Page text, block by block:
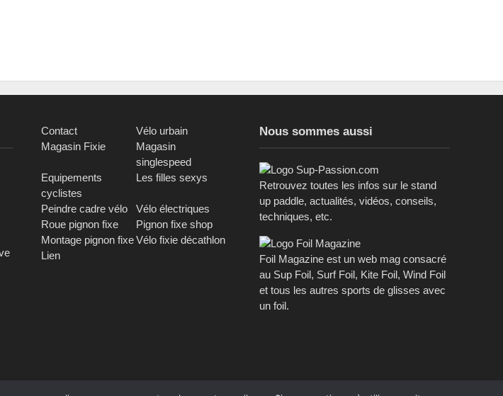
Contact
Vélo urbain
Magasin Fixie
Magasin
singlespeed
Equipements
cyclistes
Les filles sexys
Peindre cadre vélo
Vélo électriques
Roue pignon fixe
Pignon fixe shop
Montage pignon fixeVélo fixie décathlon
Lien
Nous sommes aussi
Retrouvez toutes les infos sur le stand
up paddle, actualités, vidéos, conseils,
techniques, etc.
Foil Magazine est un web mag consacré
au Sup Foil, Surf Foil, Kite Foil, Wind Foil
et tous les autres sports de glisses avec
un foil.